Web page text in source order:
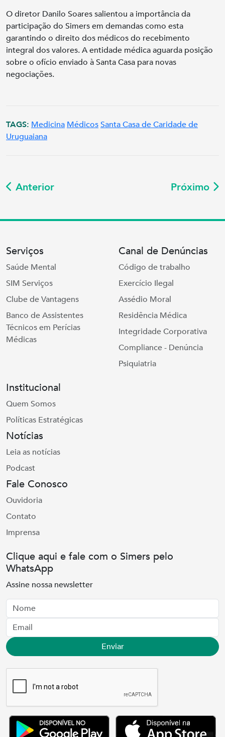
O diretor Danilo Soares salientou a importância da
participação do Simers em demandas como esta
garantindo o direito dos médicos do recebimento
integral dos valores. A entidade médica aguarda posição
sobre o ofício enviado à Santa Casa para novas
negociações.
TAGS: Medicina MédicosSanta Casa de Caridade de
Uruguaiana
Anterior Próximo
Serviços
Saúde Mental
SIM Serviços
Clube de Vantagens
Banco de Assistentes
Técnicos em Perícias
Médicas
Canal de Denúncias
Código de trabalho
Exercício Ilegal
Assédio Moral
Residência Médica
Integridade Corporativa
Compliance - Denúncia
Psiquiatria
Institucional
Quem Somos
Políticas Estratégicas
Notícias
Leia as notícias
Podcast
Fale Conosco
Ouvidoria
Contato
Imprensa
Clique aqui e fale com o Simers pelo
WhatsApp
Assine nossa newsletter
Nome
Email
Enviar